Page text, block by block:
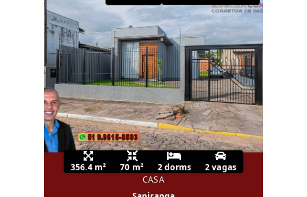
356.4 m² 70 m² 2 dorms
2 vagas
CASA